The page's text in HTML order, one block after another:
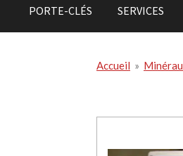
PORTE-CLÉS SERVICES
Accueil »